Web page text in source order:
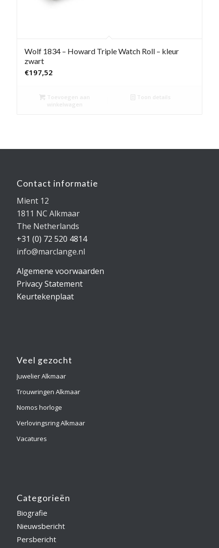
Wolf 1834 – Howard Triple Watch Roll – kleur
zwart
€197,52
Toevoegen aan
winkelwagen
Toon details
Contact informatie
Mient 12
1811 NC Alkmaar
The Netherlands
+31 (0) 72 520 4814
info@marclange.nl
Algemene voorwaarden
Privacy Statement
Keurtekenplaat
Veel gezocht
Juwelier Alkmaar
Trouwringen Alkmaar
Nomos horloge
Verlovingsring Alkmaar
Vacatures
Categorieën
Biografie
Nieuwsbericht
Persbericht